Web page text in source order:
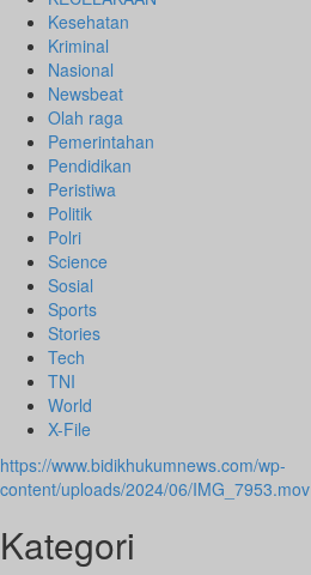
Kesehatan
Kriminal
Nasional
Newsbeat
Olah raga
Pemerintahan
Pendidikan
Peristiwa
Politik
Polri
Science
Sosial
Sports
Stories
Tech
TNI
World
X-File
https://www.bidikhukumnews.com/wp-
content/uploads/2024/06/IMG_7953.mov
Kategori